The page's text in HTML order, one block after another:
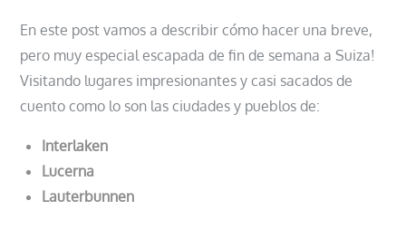
En este post vamos a describir cómo hacer una breve,
pero muy especial escapada de fin de semana a Suiza!
Visitando lugares impresionantes y casi sacados de
cuento como lo son las ciudades y pueblos de:
Interlaken
Lucerna
Lauterbunnen